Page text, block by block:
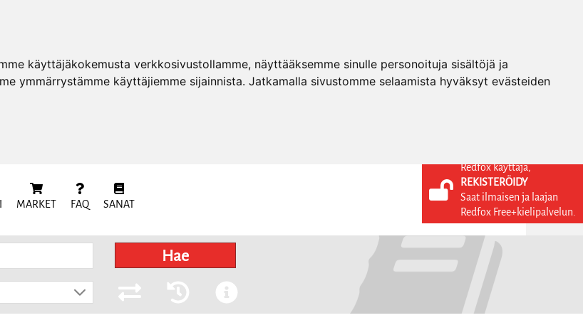
käyttäjäkokemusta verkkosivustollamme, näyttääksemme sinulle personoituja sisältöjä ja
ymmärrystämme käyttäjiemme sijainnista. Jatkamalla sivustomme selaamista hyväksyt evästeiden
MARKET FAQ SANAT
KIRJAUDU SISÄÄN
REKISTERÖIDY
Hae
Redfox käyttäjä,
REKISTERÖIDY
Saat ilmaisen ja laajan
Redfox Free+kielipalvelun.